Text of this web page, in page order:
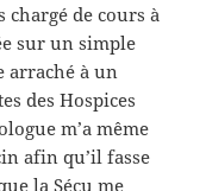
chargé de cours à
sur un simple
arraché à un
des Hospices
m’a même
afin qu’il fasse
la Sécu me